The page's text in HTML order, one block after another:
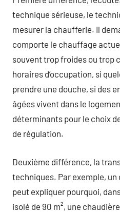
technique sérieuse, le
mesurer la chaufferie. Il
comporte le chauffage
souvent trop froides ou trop
horaires d’occupation, si
prendre une douche, si des
âgées vivent dans le
déterminants pour le choix
de régulation.
Deuxième différence, la
techniques. Par exemple,
peut expliquer pourquoi,
isolé de 90 m², une